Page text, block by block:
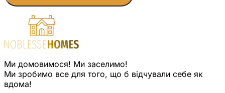
Ми домовимося! Ми заселимо!
Ми зробимо все для того, що б відчували себе як
вдома!